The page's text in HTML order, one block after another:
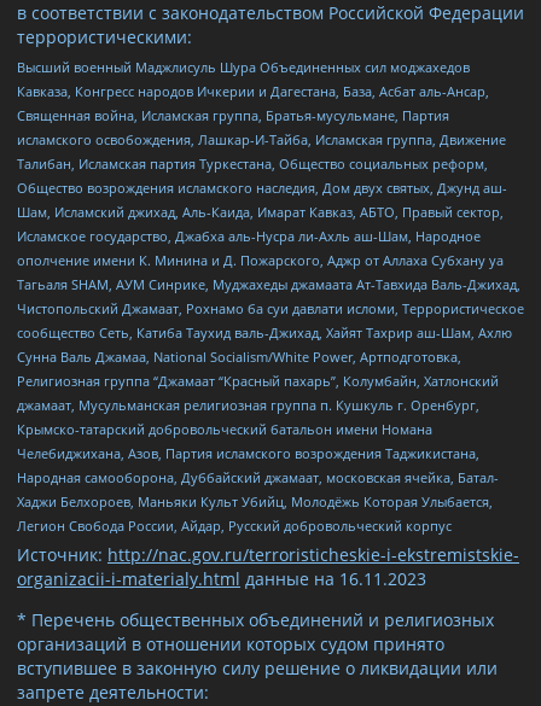
в соответствии с законодательством Российской Федерации
террористическими:
Высший военный Маджлисуль Шура Объединенных сил моджахедов
Кавказа, Конгресс народов Ичкерии и Дагестана, База, Асбат аль-Ансар,
Священная война, Исламская группа, Братья-мусульмане, Партия
исламского освобождения, Лашкар-И-Тайба, Исламская группа, Движение
Талибан, Исламская партия Туркестана, Общество социальных реформ,
Общество возрождения исламского наследия, Дом двух святых, Джунд аш-
Шам, Исламский джихад, Аль-Каида, Имарат Кавказ, АБТО, Правый сектор,
Исламское государство, Джабха аль-Нусра ли-Ахль аш-Шам, Народное
ополчение имени К. Минина и Д. Пожарского, Аджр от Аллаха Субхану уа
Тагьаля SHAM, АУМ Синрике, Муджахеды джамаата Ат-Тавхида Валь-Джихад,
Чистопольский Джамаат, Рохнамо ба суи давлати исломи, Террористическое
сообщество Сеть, Катиба Таухид валь-Джихад, Хайят Тахрир аш-Шам, Ахлю
Сунна Валь Джамаа, National Socialism/White Power, Артподготовка,
Религиозная группа “Джамаат “Красный пахарь”, Колумбайн, Хатлонский
джамаат, Мусульманская религиозная группа п. Кушкуль г. Оренбург,
Крымско-татарский добровольческий батальон имени Номана
Челебиджихана, Азов, Партия исламского возрождения Таджикистана,
Народная самооборона, Дуббайский джамаат, московская ячейка, Батал-
Хаджи Белхороев, Маньяки Культ Убийц, Молодёжь Которая Улыбается,
Легион Свобода России, Айдар, Русский добровольческий корпус
Источник: http://nac.gov.ru/terroristicheskie-i-ekstremistskie-
organizacii-i-materialy.html данные на 16.11.2023
* Перечень общественных объединений и религиозных
организаций в отношении которых судом принято
вступившее в законную силу решение о ликвидации или
запрете деятельности: